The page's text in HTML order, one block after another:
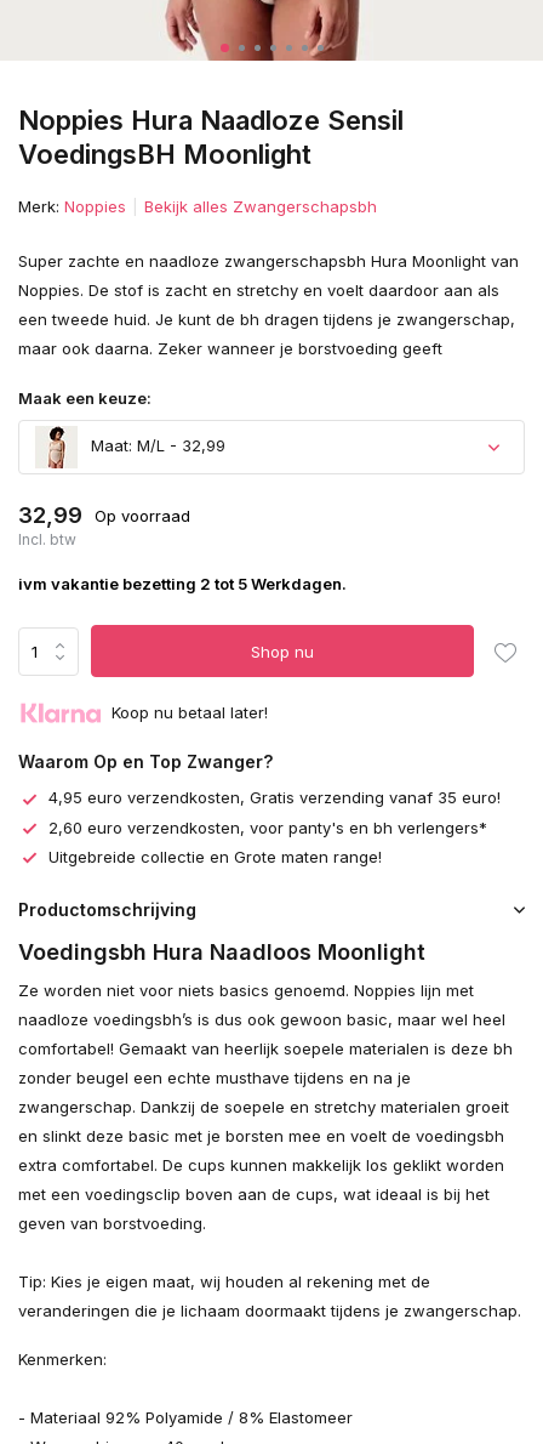
Noppies Hura Naadloze Sensil
VoedingsBH Moonlight
Merk: Noppies Bekijk alles Zwangerschapsbh
Super zachte en naadloze zwangerschapsbh Hura Moonlight van
Noppies. De stof is zacht en stretchy en voelt daardoor aan als
een tweede huid. Je kunt de bh dragen tijdens je zwangerschap,
maar ook daarna. Zeker wanneer je borstvoeding geeft
Maak een keuze:
Maat: M/L - 32,99
32,99 Op voorraad
Incl. btw
ivm vakantie bezetting 2 tot 5 Werkdagen.
Shop nu
Koop nu betaal later!
Waarom Op en Top Zwanger?
4,95 euro verzendkosten, Gratis verzending vanaf 35 euro!
2,60 euro verzendkosten, voor panty's en bh verlengers*
Uitgebreide collectie en Grote maten range!
Productomschrijving
Voedingsbh Hura Naadloos Moonlight
Ze worden niet voor niets basics genoemd. Noppies lijn met
naadloze voedingsbh’s is dus ook gewoon basic, maar wel heel
comfortabel! Gemaakt van heerlijk soepele materialen is deze bh
zonder beugel een echte musthave tijdens en na je
zwangerschap. Dankzij de soepele en stretchy materialen groeit
en slinkt deze basic met je borsten mee en voelt de voedingsbh
extra comfortabel. De cups kunnen makkelijk los geklikt worden
met een voedingsclip boven aan de cups, wat ideaal is bij het
geven van borstvoeding.
Tip: Kies je eigen maat, wij houden al rekening met de
veranderingen die je lichaam doormaakt tijdens je zwangerschap.
Kenmerken:
- Materiaal 92% Polyamide / 8% Elastomeer